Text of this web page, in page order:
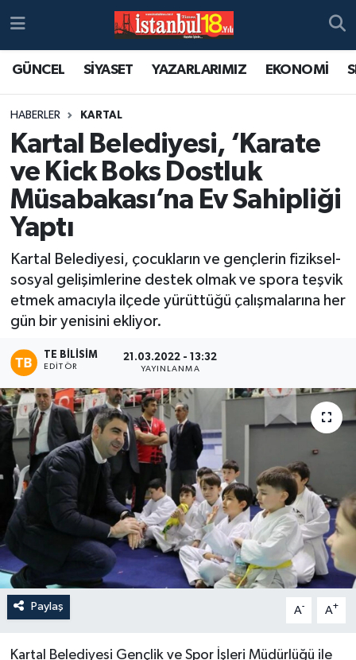
GÜNCEL SİYASET YAZARLARIMIZ EKONOMİ
HABERLER KARTAL
Kartal Belediyesi, ‘Karate
ve Kick Boks Dostluk
Müsabakası’na Ev Sahipliği
Yaptı
Kartal Belediyesi, çocukların ve gençlerin fiziksel-
sosyal gelişimlerine destek olmak ve spora teşvik
etmek amacıyla ilçede yürüttüğü çalışmalarına her
gün bir yenisini ekliyor.
TE BILISIM
EDITÖR
21.03.2022 - 13:32
YAYINLANMA
Paylaş A- A+
Kartal Belediyesi Gençlik ve Spor İşleri Müdürlüğü ile